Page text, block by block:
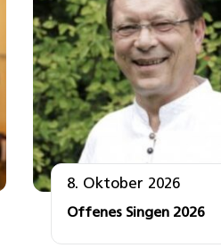
8. Oktober 2026
Offenes Singen 2026